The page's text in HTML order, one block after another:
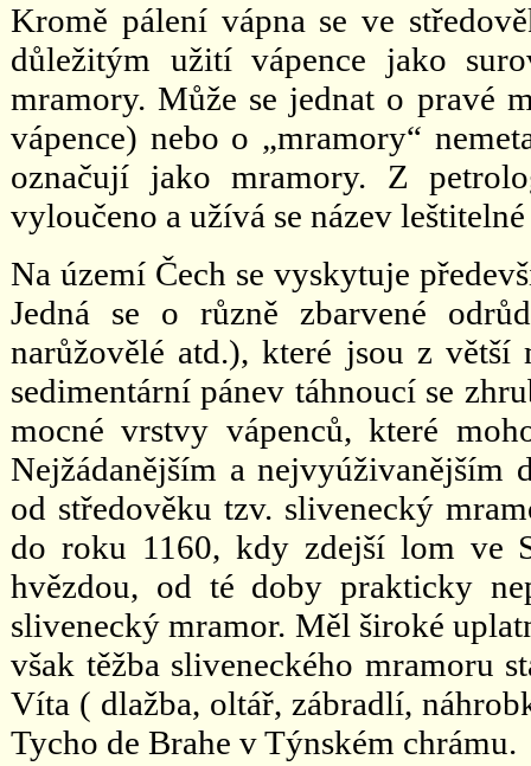
Kromě pálení vápna se ve
důležitým užití vápence jako
mramory. Může se jednat o pravé
vápence) nebo o „mramory“
označují jako mramory. Z
vyloučeno a užívá se název
Na území Čech se vyskytuje
Jedná se o různě zbarvené
narůžovělé atd.), které jsou z
sedimentární pánev táhnoucí se
mocné vrstvy vápenců, které
Nejžádanějším a nejvyúživanějším
od středověku tzv. slivenecký
do roku 1160, kdy zdejší lom ve
hvězdou, od té doby prakticky
slivenecký mramor. Měl široké
však těžba sliveneckého mramoru
Víta ( dlažba, oltář, zábradlí,
Tycho de Brahe v Týnském chrámu.